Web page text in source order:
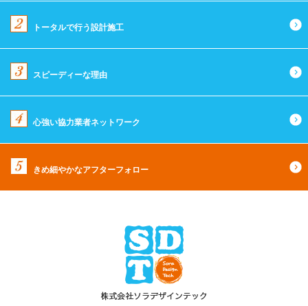
トータルで行う設計施工
スピーディーな理由
心強い協力業者ネットワーク
きめ細やかなアフターフォロー